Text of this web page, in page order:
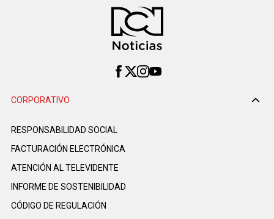
CORPORATIVO
RESPONSABILIDAD SOCIAL
FACTURACIÓN ELECTRÓNICA
ATENCIÓN AL TELEVIDENTE
INFORME DE SOSTENIBILIDAD
CÓDIGO DE REGULACIÓN